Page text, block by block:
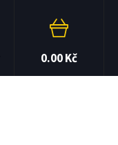
0.00 Kč